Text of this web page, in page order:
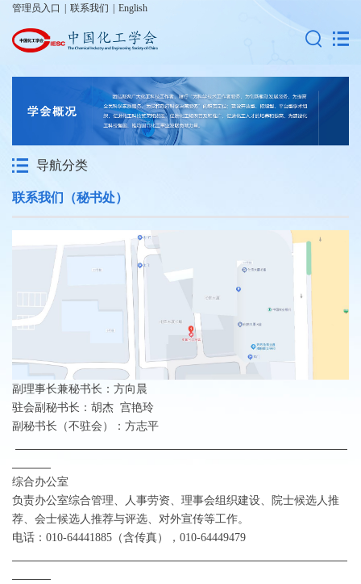
管理员入口 联系我们 English
导航分类
联系我们（秘书处）
副理事长兼秘书长：方向晨
驻会副秘书长：胡杰 宫艳玲
副秘书长（不驻会）：方志平
综合办公室
负责办公室综合管理、人事劳资、理事会组织建设、院士候选人推
荐、会士候选人推荐与评选、对外宣传等工作。
电话： 010-64441885 （含传真） ， 010-64449479